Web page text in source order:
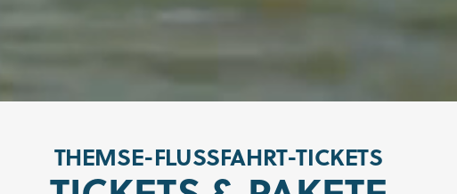
THEMSE-FLUSSFAHRT-TICKETS